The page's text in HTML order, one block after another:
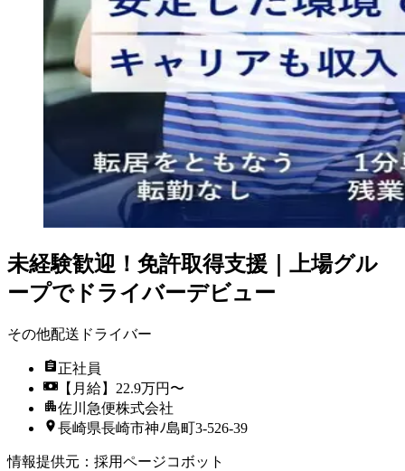
未経験歓迎！免許取得支援｜上場グル
ープでドライバーデビュー
その他配送ドライバー
正社員
【月給】22.9万円〜
佐川急便株式会社
長崎県長崎市神ﾉ島町3-526-39
情報提供元 ： 採用ページコボット